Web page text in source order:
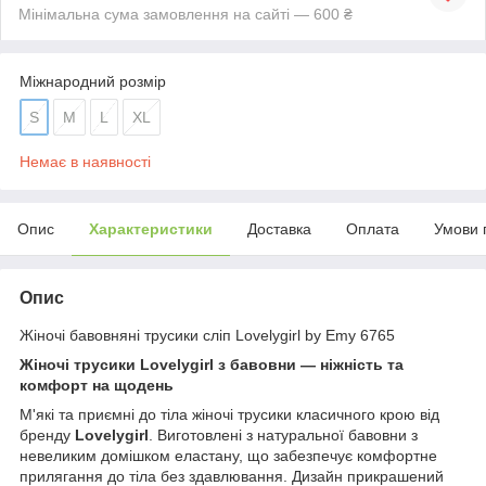
Мінімальна сума замовлення на сайті — 600 ₴
Міжнародний розмір
S M L XL
Немає в наявності
Опис Характеристики Доставка Оплата Умови
Опис
Жіночі бавовняні трусики сліп Lovelygirl by Emy 6765
Жіночі трусики Lovelygirl з бавовни — ніжність та
комфорт на щодень
М'які та приємні до тіла жіночі трусики класичного крою від
бренду Lovelygirl . Виготовлені з натуральної бавовни з
невеликим домішком еластану, що забезпечує комфортне
прилягання до тіла без здавлювання. Дизайн прикрашений